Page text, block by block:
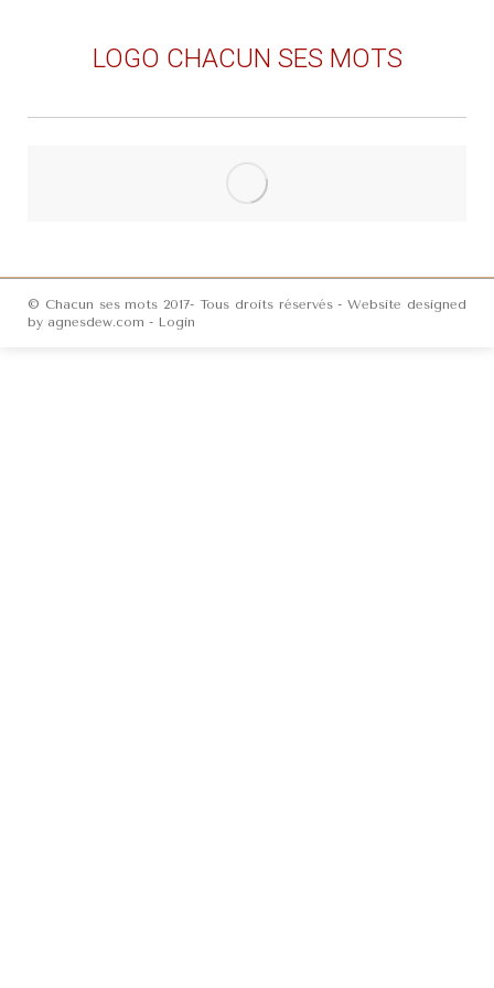
LOGO CHACUN SES MOTS
© Chacun ses mots 2017- Tous droits réservés - Website designed
by agnesdew.com - Login